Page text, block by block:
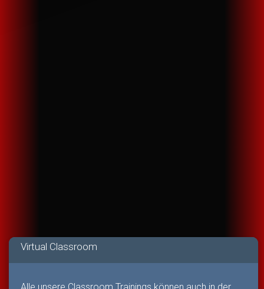
Virtual Classroom
Alle unsere Classroom Trainings können auch in der